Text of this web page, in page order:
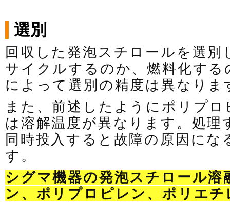
選別
回収した発泡スチロールを選
サイクルするのか、燃料化す
によって選別の精度は異なりま
また、前述したようにポリプ
は溶解温度が異なります。処
同時投入すると故障の原因にな
す。
シグマ機器の発泡スチロール
ン、ポリプロピレン、ポリエ